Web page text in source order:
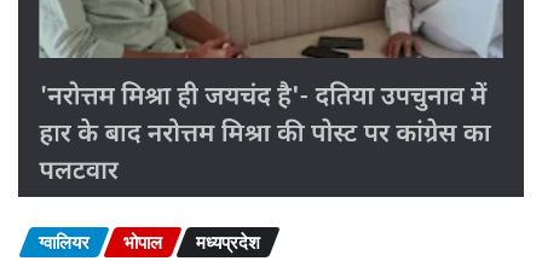
ग्वालियर भोपाल मध्यप्रदेश